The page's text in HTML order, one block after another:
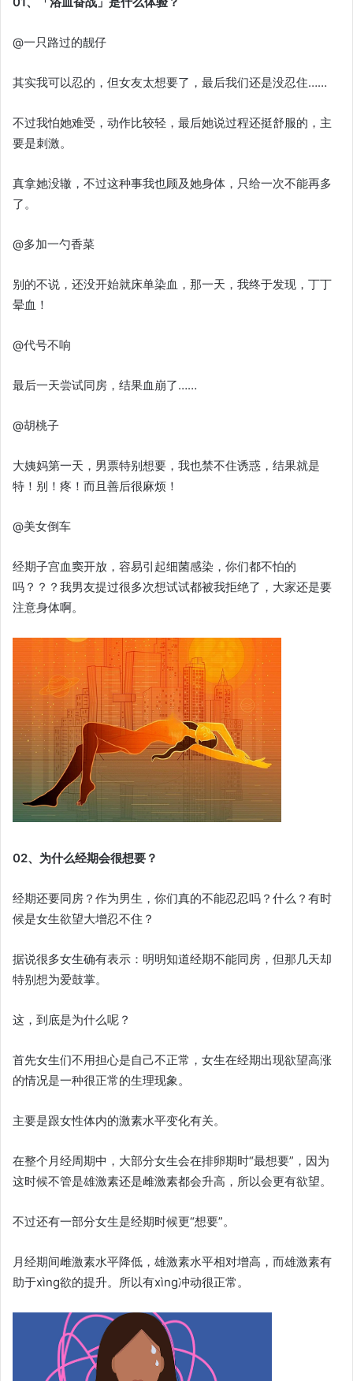
@一只路过的靓仔
其实我可以忍的，但女友太想要了，最后我们还是没忍住……
不过我怕她难受，动作比较轻，最后她说过程还挺舒服的，主
要是刺激。
真拿她没辙，不过这种事我也顾及她身体，只给一次不能再多
了。
@多加一勺香菜
别的不说，还没开始就床单染血，那一天，我终于发现，丁丁
晕血！
@代号不响
最后一天尝试同房，结果血崩了……
@胡桃子
大姨妈第一天，男票特别想要，我也禁不住诱惑，结果就是
特！别！疼！而且善后很麻烦！
@美女倒车
经期子宫血窦开放，容易引起细菌感染，你们都不怕的
吗？？？我男友提过很多次想试试都被我拒绝了，大家还是要
注意身体啊。
02、为什么经期会很想要？
经期还要同房？作为男生，你们真的不能忍忍吗？什么？有时
候是女生欲望大增忍不住？
据说很多女生确有表示：明明知道经期不能同房，但那几天却
特别想为爱鼓掌。
这，到底是为什么呢？
首先女生们不用担心是自己不正常，女生在经期出现欲望高涨
的情况是一种很正常的生理现象。
主要是跟女性体内的激素水平变化有关。
在整个月经周期中，大部分女生会在排卵期时“最想要”，因为
这时候不管是雄激素还是雌激素都会升高，所以会更有欲望。
不过还有一部分女生是经期时候更“想要”。
月经期间雌激素水平降低，雄激素水平相对增高，而雄激素有
助于xìng欲的提升。所以有xìng冲动很正常。